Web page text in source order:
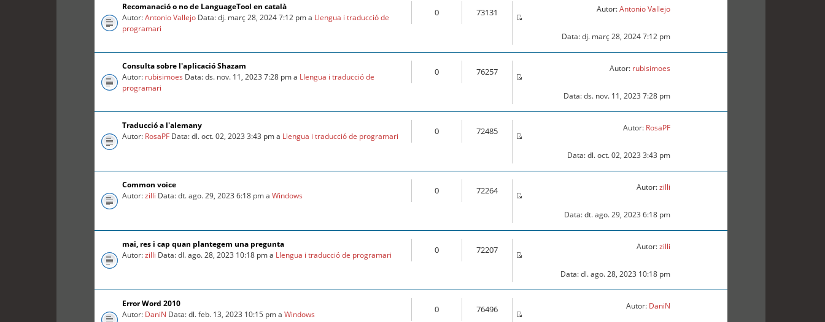
Recomanació o no de LanguageTool en català
Autor:Antonio Vallejo Data: dj. març 28, 2024 7:12 pm a Llengua i traducció de
programari
0 73131 Autor:Antonio Vallejo
Data: dj. març 28, 2024 7:12 pm
Consulta sobre l'aplicació Shazam
Autor: rubisimoes Data: ds. nov. 11, 2023 7:28 pm a Llengua i traducció de
programari
0 76257 Autor: rubisimoes
Data: ds. nov. 11, 2023 7:28 pm
Traducció a l'alemany
Autor: RosaPF Data: dl. oct. 02, 2023 3:43 pm a Llengua i traducció de programari 0 72485 Autor: RosaPF
Data: dl. oct. 02, 2023 3:43 pm
Common voice
Autor:zilli Data: dt. ago. 29, 2023 6:18 pm aWindows 0 72264 Autor:zilli
Data: dt. ago. 29, 2023 6:18 pm
mai, res i cap quan plantegem una pregunta
Autor:zilli Data: dl. ago. 28, 2023 10:18 pm a Llengua i traducció de programari 0 72207 Autor:zilli
Data: dl. ago. 28, 2023 10:18 pm
Error Word 2010
Autor: DaniN Data: dl. feb. 13, 2023 10:15 pm aWindows 0 76496 Autor: DaniN